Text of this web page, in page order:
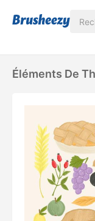
Éléments De